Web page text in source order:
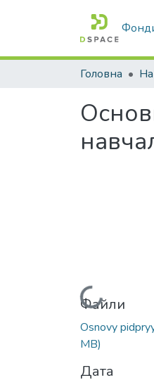
Головна
Вантажиться...
Файли
Osnovy
MB)
Дата